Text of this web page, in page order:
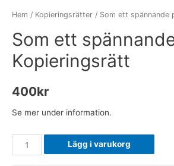
Hem / Kopieringsrätter / Som ett spännande
Som ett
Kopieringsrätt
400kr
Se mer under information.
Som
ett
Lägg i varukorg